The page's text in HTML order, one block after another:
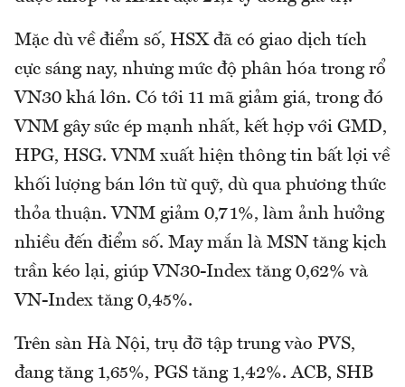
Mặc dù về điểm số, HSX đã có giao dịch tích
cực sáng nay, nhưng mức độ phân hóa trong rổ
VN30 khá lớn. Có tới 11 mã giảm giá, trong đó
VNM gây sức ép mạnh nhất, kết hợp với GMD,
HPG, HSG. VNM xuất hiện thông tin bất lợi về
khối lượng bán lớn từ quỹ, dù qua phương thức
thỏa thuận. VNM giảm 0,71%, làm ảnh hưởng
nhiều đến điểm số. May mắn là MSN tăng kịch
trần kéo lại, giúp VN30-Index tăng 0,62% và
VN-Index tăng 0,45%.
Trên sàn Hà Nội, trụ đỡ tập trung vào PVS,
đang tăng 1,65%, PGS tăng 1,42%. ACB, SHB